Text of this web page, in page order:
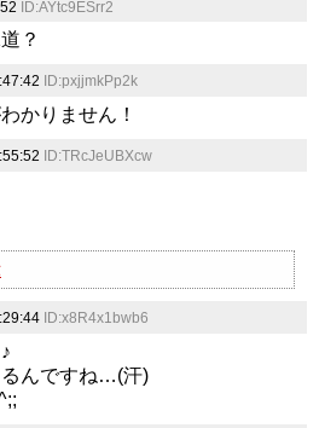
ID:AYtc9ESrr2
？
ID:pxjjmkPp2k
かりません！
ID:TRcJeUBXcw
ID:x8R4x1bwb6
んですね…(汗)